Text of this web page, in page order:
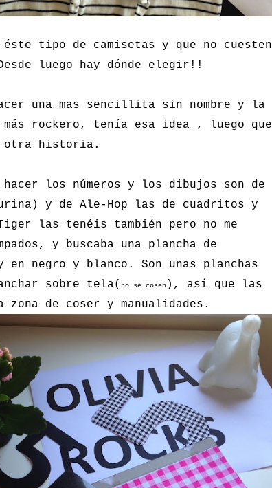
tipo de camisetas y que no cuesten
luego hay dónde elegir!!
una mas sencillita sin nombre y la
rockero, tenía esa idea , luego que
otra historia.
hacer los números y los dibujos son de
y de Ale-Hop las de cuadritos y
las tenéis también pero no me
y buscaba una plancha de
negro y blanco. Son unas planchas
sobre tela( no se cosen ), así que las
de coser y manualidades.